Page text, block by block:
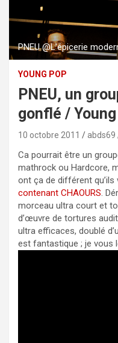
PNEU @L'épicerie
YOUNG POP
PNEU, un
gonflé /
10 octobre 2011 abds69
Ca pourrait être un
mathrock ou Hardcore,
ont ça de différent qu’ils
contenant CHAOURS.
morceau ultra court et
d’œuvre de tortures
ultra efficaces, doublé
est fantastique ; je vous